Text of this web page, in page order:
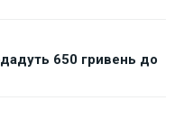
650 гривень до